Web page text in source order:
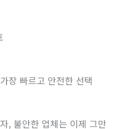
장 빠르고 안전한 선택
, 불안한 업체는 이제 그만